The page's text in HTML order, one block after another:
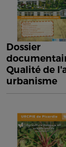
Dossier
Qualité de
urbanisme